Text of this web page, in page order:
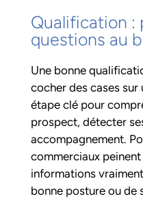
Qualification :
questions au
Une bonne
cocher des cases sur
étape clé pour
prospect, détecter
accompagnement.
commerciaux
informations
bonne posture ou de